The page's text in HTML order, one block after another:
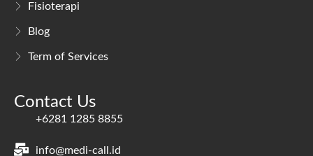
Fisioterapi
Blog
Term of Services
Contact Us
+6281 1285 8855
info@medi-call.id